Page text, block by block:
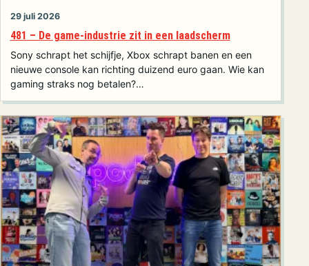
29 juli 2026
481 – De game-industrie zit in een laadscherm
Sony schrapt het schijfje, Xbox schrapt banen en een
nieuwe console kan richting duizend euro gaan. Wie kan
gaming straks nog betalen?…